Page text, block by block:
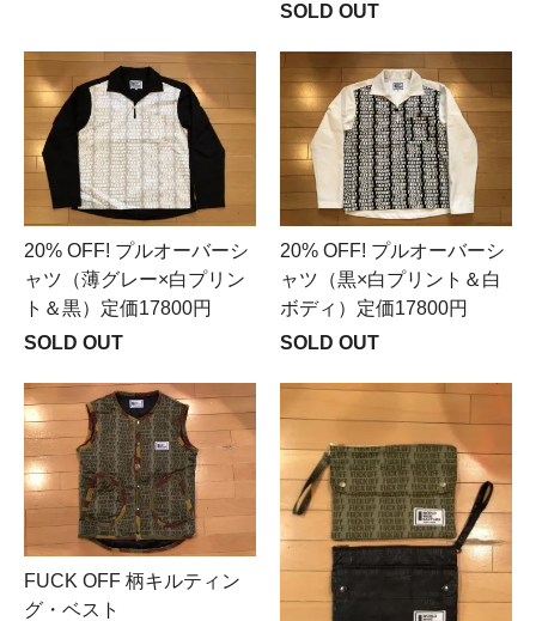
SOLD OUT
20% OFF! プルオーバーシ
ャツ（薄グレー×白プリン
ト＆黒）定価17800円
SOLD OUT
20% OFF! プルオーバーシ
ャツ（黒×白プリント＆白
ボディ）定価17800円
SOLD OUT
FUCK OFF 柄キルティン
グ・ベスト